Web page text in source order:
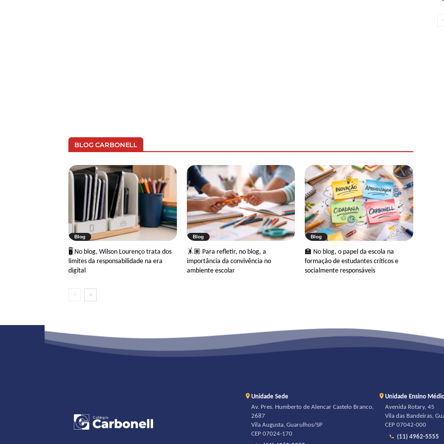
BLOG CARBONELL
Blog
🖥 No blog, Wilson Lourenço trata dos
limites da responsabilidade na era
digital
Blog
🤸🏽 Para refletir, no blog, a
importância da convivência no
ambiente escolar
Blog
🏫 No blog, o papel da escola na
formação de estudantes críticos e
socialmente responsáveis
Unidade Sede
Av. Pres. Humberto de Alencar Castelo Branco,
2687
Vila Augusta, Guarulhos/SP
CEP 07024-170
Unidade Ensino
Avenida Rotary, 45
Vila das Bandeiras,
CEP 07042-000
(11) 4962-5555